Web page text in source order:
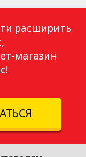
расширить
магазин